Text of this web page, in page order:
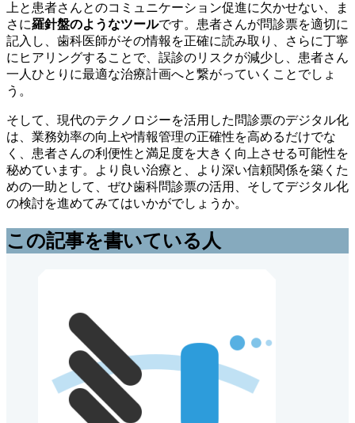
上と患者さんとのコミュニケーション促進に欠かせない、ま
さに羅針盤のようなツールです。患者さんが問診票を適切に
記入し、歯科医師がその情報を正確に読み取り、さらに丁寧
にヒアリングすることで、誤診のリスクが減少し、患者さん
一人ひとりに最適な治療計画へと繋がっていくことでしょ
う。
そして、現代のテクノロジーを活用した問診票のデジタル化
は、業務効率の向上や情報管理の正確性を高めるだけでな
く、患者さんの利便性と満足度を大きく向上させる可能性を
秘めています。より良い治療と、より深い信頼関係を築くた
めの一助として、ぜひ歯科問診票の活用、そしてデジタル化
の検討を進めてみてはいかがでしょうか。
この記事を書いている人